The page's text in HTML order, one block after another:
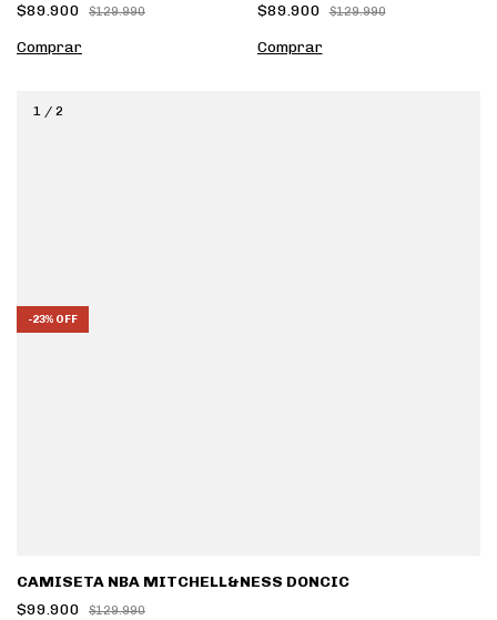
$89.900
$129.990
Comprar
$89.900
$129.990
Comprar
1 / 2
-23% OFF
CAMISETA NBA MITCHELL&NESS DONCIC
$99.900
$129.990